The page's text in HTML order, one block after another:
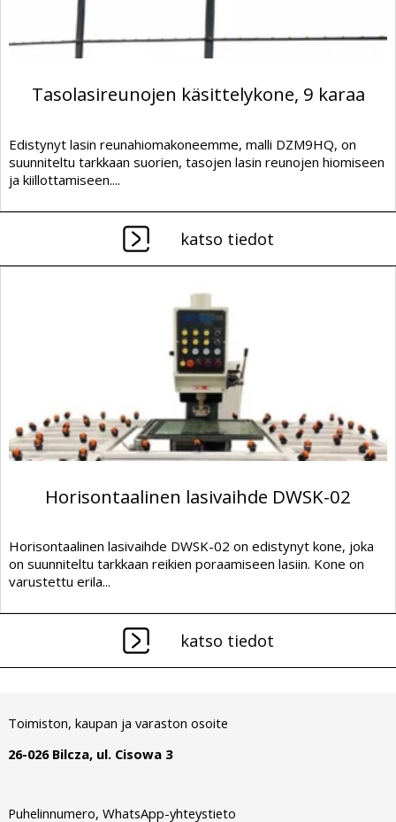
Tasolasireunojen käsittelykone, 9 karaa
Edistynyt lasin reunahiomakoneemme, malli DZM9HQ, on
suunniteltu tarkkaan suorien, tasojen lasin reunojen hiomiseen
ja kiillottamiseen....
katso tiedot
Horisontaalinen lasivaihde DWSK-02
Horisontaalinen lasivaihde DWSK-02 on edistynyt kone, joka
on suunniteltu tarkkaan reikien poraamiseen lasiin. Kone on
varustettu erila...
katso tiedot
Toimiston, kaupan ja varaston osoite
26-026 Bilcza, ul. Cisowa 3
Puhelinnumero, WhatsApp-yhteystieto